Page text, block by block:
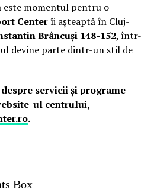
este momentul pentru o
Centerîi așteaptă în Cluj-
Brâncuși 148-152, într-
devine parte dintr-un stil de
servicii și programe
ul centrului,
.
Box